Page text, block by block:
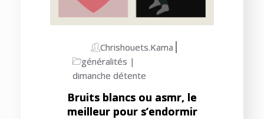
Chrishouets.kama
généralités
dimanche détente
Bruits blancs ou asmr, le
meilleur pour s’endormir